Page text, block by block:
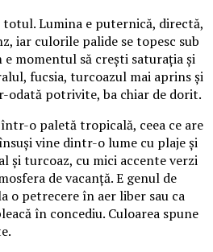
totul. Lumina e puternică, directă,
iar culorile palide se topesc sub
e momentul să crești saturația și
fucsia, turcoazul mai aprins și
odată potrivite, ba chiar de dorit.
o paletă tropicală, ceea ce are
vine dintr-o lume cu plaje și
și turcoaz, cu mici accente verzi
de vacanță. E genul de
o petrecere în aer liber sau ca
în concediu. Culoarea spune